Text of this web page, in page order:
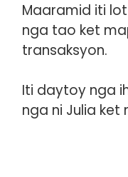
Maaramid iti
nga tao ket
transaksyon.
Iti daytoy nga
nga ni Julia ket